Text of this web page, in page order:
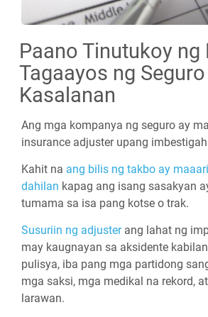
Paano Tinutukoy ng
Tagaayos ng
Kasalanan
Ang mga kompanya ng seguro ay
insurance adjuster upang
Kahit na ang bilis ng takbo ay
dahilan kapag ang isang sasakyan
tumama sa isa pang kotse o trak.
Susuriin ng adjusterang lahat ng
may kaugnayan sa aksidente
pulisya, iba pang mga partidong
mga saksi, mga medikal na rekord,
larawan.